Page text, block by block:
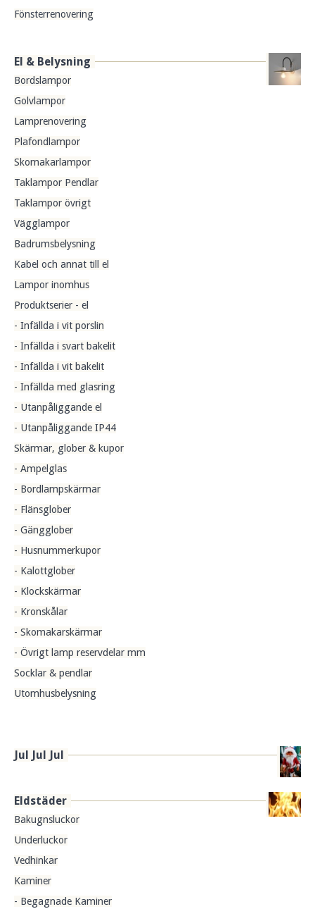
Fönsterrenovering
El & Belysning
Bordslampor
Golvlampor
Lamprenovering
Plafondlampor
Skomakarlampor
Taklampor Pendlar
Taklampor övrigt
Vägglampor
Badrumsbelysning
Kabel och annat till el
Lampor inomhus
Produktserier - el
- Infällda i vit porslin
- Infällda i svart bakelit
- Infällda i vit bakelit
- Infällda med glasring
- Utanpåliggande el
- Utanpåliggande IP44
Skärmar, glober & kupor
- Ampelglas
- Bordlampskärmar
- Flänsglober
- Gängglober
- Husnummerkupor
- Kalottglober
- Klockskärmar
- Kronskålar
- Skomakarskärmar
- Övrigt lamp reservdelar mm
Socklar & pendlar
Utomhusbelysning
Jul Jul Jul
Eldstäder
Bakugnsluckor
Underluckor
Vedhinkar
Kaminer
- Begagnade Kaminer